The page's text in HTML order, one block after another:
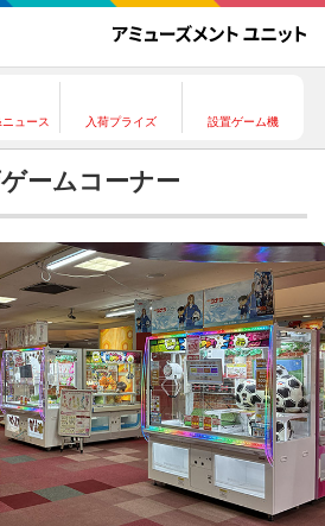
ュース 入荷プライズ 設置ゲーム機
ームコーナー